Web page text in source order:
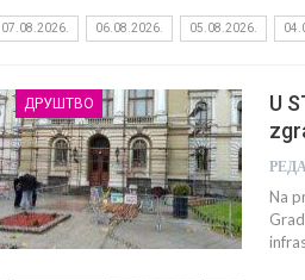
07.08.2026. 06.08.2026. 05.08.2026.
ДРУШТВО
U
Na